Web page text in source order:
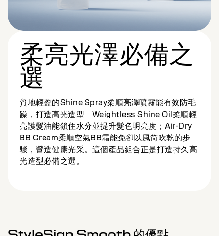
柔亮光澤必備之
選
質地輕盈的Shine Spray柔順亮澤噴霧能有效防毛
躁，打造高光造型；Weightless Shine Oil柔順輕
亮護髮油能鎖住水分並提升髮色明亮度；Air-Dry
BB Cream柔順空氣BB霜能免卻以風筒吹乾的步
驟，營造健康光采。這個產品組合正是打造持久高
光造型必備之選。